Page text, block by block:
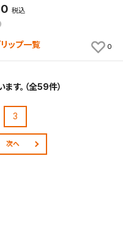
税込
ップ一覧 0
す。（全59件）
3
次へ